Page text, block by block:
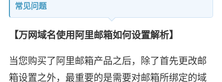
常见问题
【万网域名使用阿里邮箱如何设置解析】
当您购买了阿里邮箱产品之后，除了首先更改邮
箱设置之外，最重要的是需要对邮箱所绑定的域